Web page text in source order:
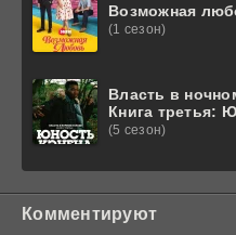
Возможная
(1 сезон)
Власть в
Книга третья:
Кэнена
(5 сезон)
Комментируют